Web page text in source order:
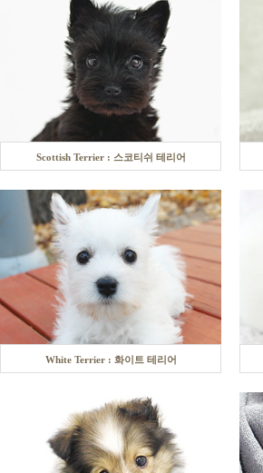
Scottish Terrier : 스코티쉬 테리어
White Terrier : 화이트 테리어